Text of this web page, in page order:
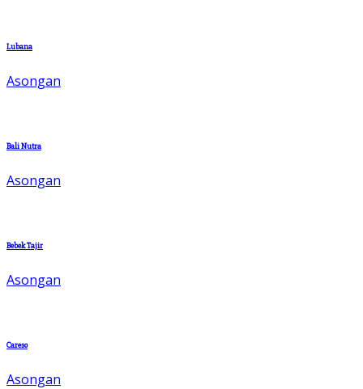
Lubana
Asongan
Bali Nutra
Asongan
Bebek Tajir
Asongan
Careso
Asongan